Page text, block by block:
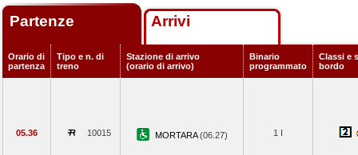
Partenze Arrivi
Orario di
partenza
Tipo e n. di
treno
Stazione di arrivo
(orario di arrivo)
Binario
programmato
Classi e
bordo
05.36 10015 MORTARA(06.27) 1 I